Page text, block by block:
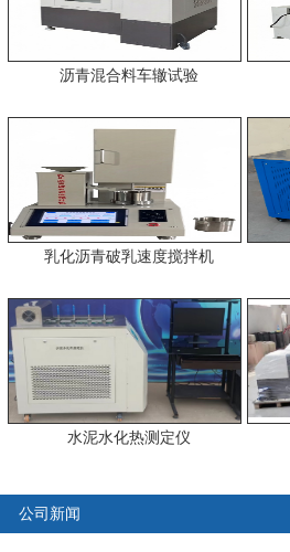
沥青混合料车辙试验
乳化沥青破乳速度搅拌机
水泥水化热测定仪
公司新闻